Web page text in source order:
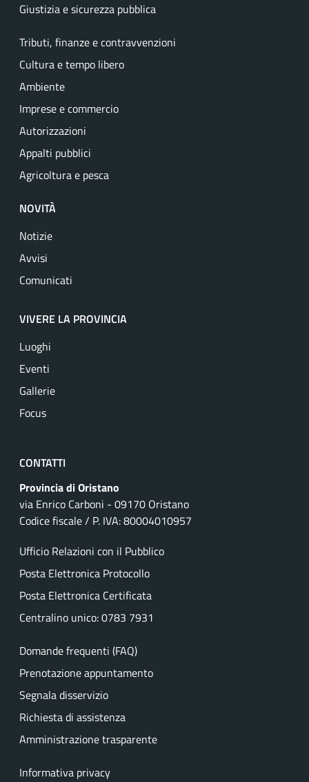
Giustizia e sicurezza pubblica
Tributi, finanze e contravvenzioni
Cultura e tempo libero
Ambiente
Imprese e commercio
Autorizzazioni
Appalti pubblici
Agricoltura e pesca
NOVITÀ
Notizie
Avvisi
Comunicati
VIVERE LA PROVINCIA
Luoghi
Eventi
Gallerie
Focus
CONTATTI
Provincia di Oristano
via Enrico Carboni - 09170 Oristano
Codice fiscale / P. IVA: 80004010957
Ufficio Relazioni con il Pubblico
Posta Elettronica Protocollo
Posta Elettronica Certificata
Centralino unico: 0783 7931
Domande frequenti (FAQ)
Prenotazione appuntamento
Segnala disservizio
Richiesta di assistenza
Amministrazione trasparente
Informativa privacy